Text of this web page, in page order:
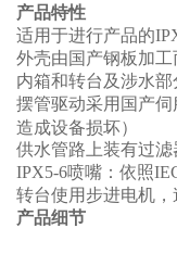
产品特性
适用于进行产品的
外壳由国产钢板加
内箱和转台及涉水
摆管驱动采用国产
造成设备损坏）
供水管路上装有过
IPX5-6喷嘴：依照
转台使用步进电机
产品细节